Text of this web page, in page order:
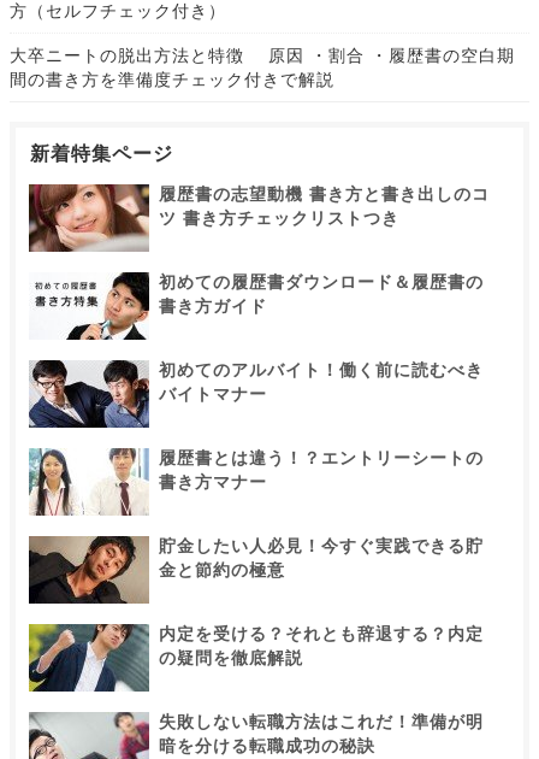
方（セルフチェック付き）
大卒ニートの脱出方法と特徴 原因 ・割合 ・履歴書の空白期
間の書き方を準備度チェック付きで解説
新着特集ページ
履歴書の志望動機 書き方と書き出しのコ
ツ 書き方チェックリストつき
初めての履歴書ダウンロード＆履歴書の
書き方ガイド
初めてのアルバイト！働く前に読むべき
バイトマナー
履歴書とは違う！？エントリーシートの
書き方マナー
貯金したい人必見！今すぐ実践できる貯
金と節約の極意
内定を受ける？それとも辞退する？内定
の疑問を徹底解説
失敗しない転職方法はこれだ！準備が明
暗を分ける転職成功の秘訣